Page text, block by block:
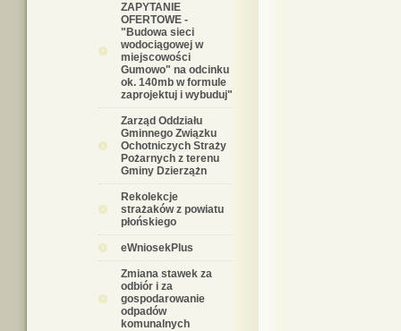
ZAPYTANIE
OFERTOWE -
"Budowa sieci
wodociągowej w
miejscowości
Gumowo" na odcinku
ok. 140mb w formule
zaprojektuj i wybuduj"
Zarząd Oddziału
Gminnego Związku
Ochotniczych Straży
Pożarnych z terenu
Gminy Dzierzążn
Rekolekcje
strażaków z powiatu
płońskiego
eWniosekPlus
Zmiana stawek za
odbiór i za
gospodarowanie
odpadów
komunalnych